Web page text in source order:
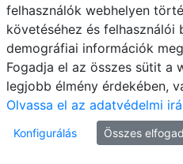
Első tavaszi kaláka 042
felhasználók webhelyen
követéséhez és felhasználói
demográfiai információk
Fogadja el az összes sütit a
legjobb élmény érdekében,
Olvassa el az adatvédelmi
Konfigurálás Összes